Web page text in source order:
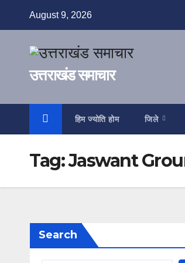
August 9, 2026
उत्तराखंड समाचार
हिम ज्योति होम जिले
Tag:Jaswant
Search